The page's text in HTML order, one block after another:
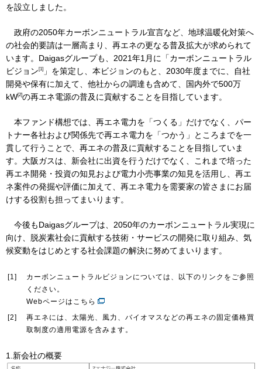
企業情報
ご家庭のお客さま
業務用・産業用のお客さま
採用情報
プレスリリース
を設立しました。
政府の2050年カーボンニュートラル宣言など、地球温暖化対策へ
の社会的要請は一層高まり、再エネの更なる普及拡大が求められて
います。Daigasグループも、2021年1月に「カーボンニュートラル
ビジョン [1] 」を策定し、本ビジョンのもと、2030年度までに、自社
開発や保有に加えて、他社からの調達も含めて、国内外で500万
kW[2]の再エネ電源の普及に貢献することを目指しています。
本ファンド構想では、再エネ電力を「つくる」だけでなく、パー
トナー各社および関係先で再エネ電力を「つかう」ところまでを一
貫して行うことで、再エネの普及に貢献することを目指していま
す。大阪ガスは、新会社に出資を行うだけでなく、これまで培った
再エネ開発・投資の知見および電力小売事業の知見を活用し、再エ
ネ案件の発掘や評価に加えて、再エネ電力を需要家の皆さまにお届
けする役割も担ってまいります。
今後もDaigasグループは、2050年のカーボンニュートラル実現に
向け、脱炭素社会に貢献する技術・サービスの開発に取り組み、気
候変動をはじめとする社会課題の解決に努めてまいります。
[1]
カーボンニュートラルビジョンについては、以下のリンクをご参照
ください。
Webページはこちら
[2]
再エネには、太陽光、風力、バイオマスなどの再エネの固定価格買
取制度の適用電源を含みます。
1.新会社の概要